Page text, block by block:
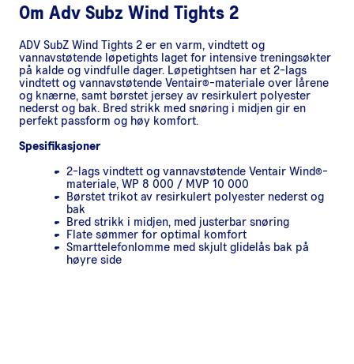
Om Adv Subz Wind Tights 2
ADV SubZ Wind Tights 2 er en varm, vindtett og
vannavstøtende løpetights laget for intensive treningsøkter
på kalde og vindfulle dager. Løpetightsen har et 2-lags
vindtett og vannavstøtende Ventair®-materiale over lårene
og knærne, samt børstet jersey av resirkulert polyester
nederst og bak. Bred strikk med snøring i midjen gir en
perfekt passform og høy komfort.
Spesifikasjoner
2-lags vindtett og vannavstøtende Ventair Wind®-
materiale, WP 8 000 / MVP 10 000
Børstet trikot av resirkulert polyester nederst og
bak
Bred strikk i midjen, med justerbar snøring
Flate sømmer for optimal komfort
Smarttelefonlomme med skjult glidelås bak på
høyre side